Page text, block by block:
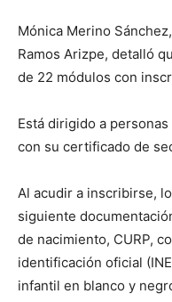
Mónica Merino
Ramos Arizpe, detalló
de 22 módulos con
Está dirigido a
con su certificado de
Al acudir a inscribirse,
siguiente
de nacimiento, CURP,
identificación oficial
infantil en blanco y